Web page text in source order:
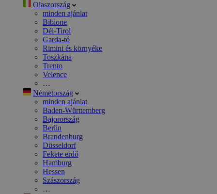
Olaszország
minden ajánlat
Bibione
Dél-Tirol
Garda-tó
Rimini és környéke
Toszkána
Trento
Velence
…
Németország
minden ajánlat
Baden-Württemberg
Bajorország
Berlin
Brandenburg
Düsseldorf
Fekete erdő
Hamburg
Hessen
Szászország
…